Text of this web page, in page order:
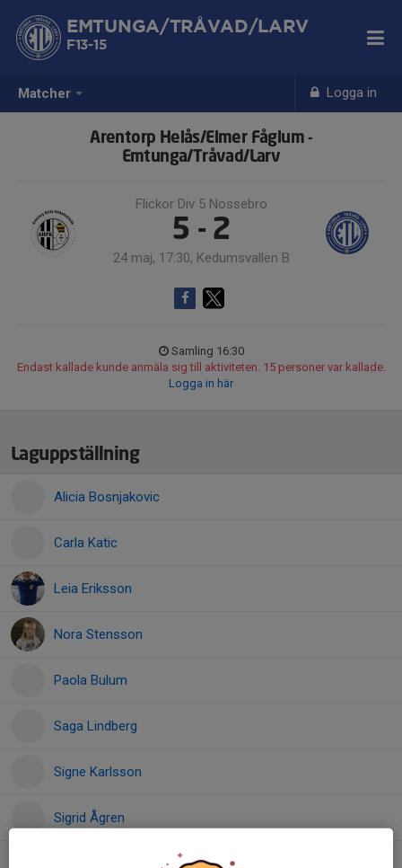
Matcher Logga in
EMTUNGA/TRÅVAD/LARV
F13-15
Arentorp Helås/Elmer Fåglum -
Emtunga/Tråvad/Larv
Flickor Div 5 Nossebro
5 - 2
24 maj, 17:30, Kedumsvallen B
Samling 16:30
Endast kallade kunde anmäla sig till aktiviteten. 15 personer var kallade.
Logga in här
Laguppställning
Alicia Bosnjakovic
Carla Katic
Leia Eriksson
Nora Stensson
Paola Bulum
Saga Lindberg
Signe Karlsson
Sigrid Ågren